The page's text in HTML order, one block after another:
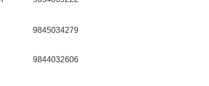
9845034279
9844032606